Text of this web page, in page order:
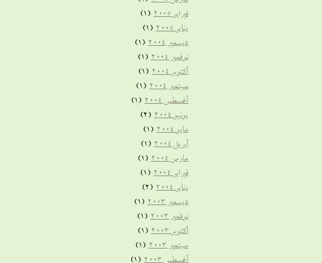
فبراير 2005 (1)
يناير 2005 (1)
ديسمبر 2004 (1)
نوفمبر 2004 (1)
أكتوبر 2004 (1)
سبتمبر 2004 (1)
أغسطس 2004 (1)
يونيو 2004 (2)
مايو 2004 (1)
أبريل 2004 (1)
مارس 2004 (1)
فبراير 2004 (1)
يناير 2004 (2)
ديسمبر 2003 (1)
نوفمبر 2003 (1)
أكتوبر 2003 (1)
سبتمبر 2003 (1)